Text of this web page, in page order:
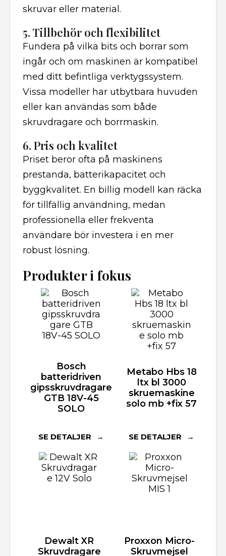
skruvar eller material.
5. Tillbehör och flexibilitet
Fundera på vilka bits och borrar som
ingår och om maskinen är kompatibel
med ditt befintliga verktygssystem.
Vissa modeller har utbytbara huvuden
eller kan användas som både
skruvdragare och borrmaskin.
6. Pris och kvalitet
Priset beror ofta på maskinens
prestanda, batterikapacitet och
byggkvalitet. En billig modell kan räcka
för tillfällig användning, medan
professionella eller frekventa
användare bör investera i en mer
robust lösning.
Produkter i fokus
Bosch
batteridriven
gipsskruvdragare
GTB 18V-45
SOLO
SE DETALJER
Metabo Hbs 18
ltx bl 3000
skruemaskine
solo mb +fix 57
SE DETALJER
Dewalt XR
Skruvdragare
Proxxon Micro-
Skruvmejsel